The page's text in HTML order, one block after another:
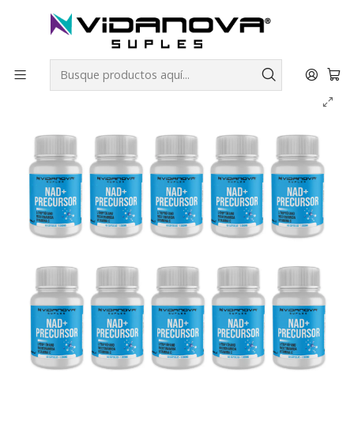
Productos Vidanova® Suples
NAD + NR Precursor PACK X10 - Vidanova® Suples